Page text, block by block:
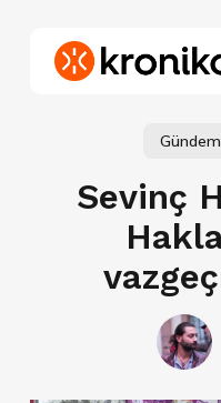
Gündem
Sevinç